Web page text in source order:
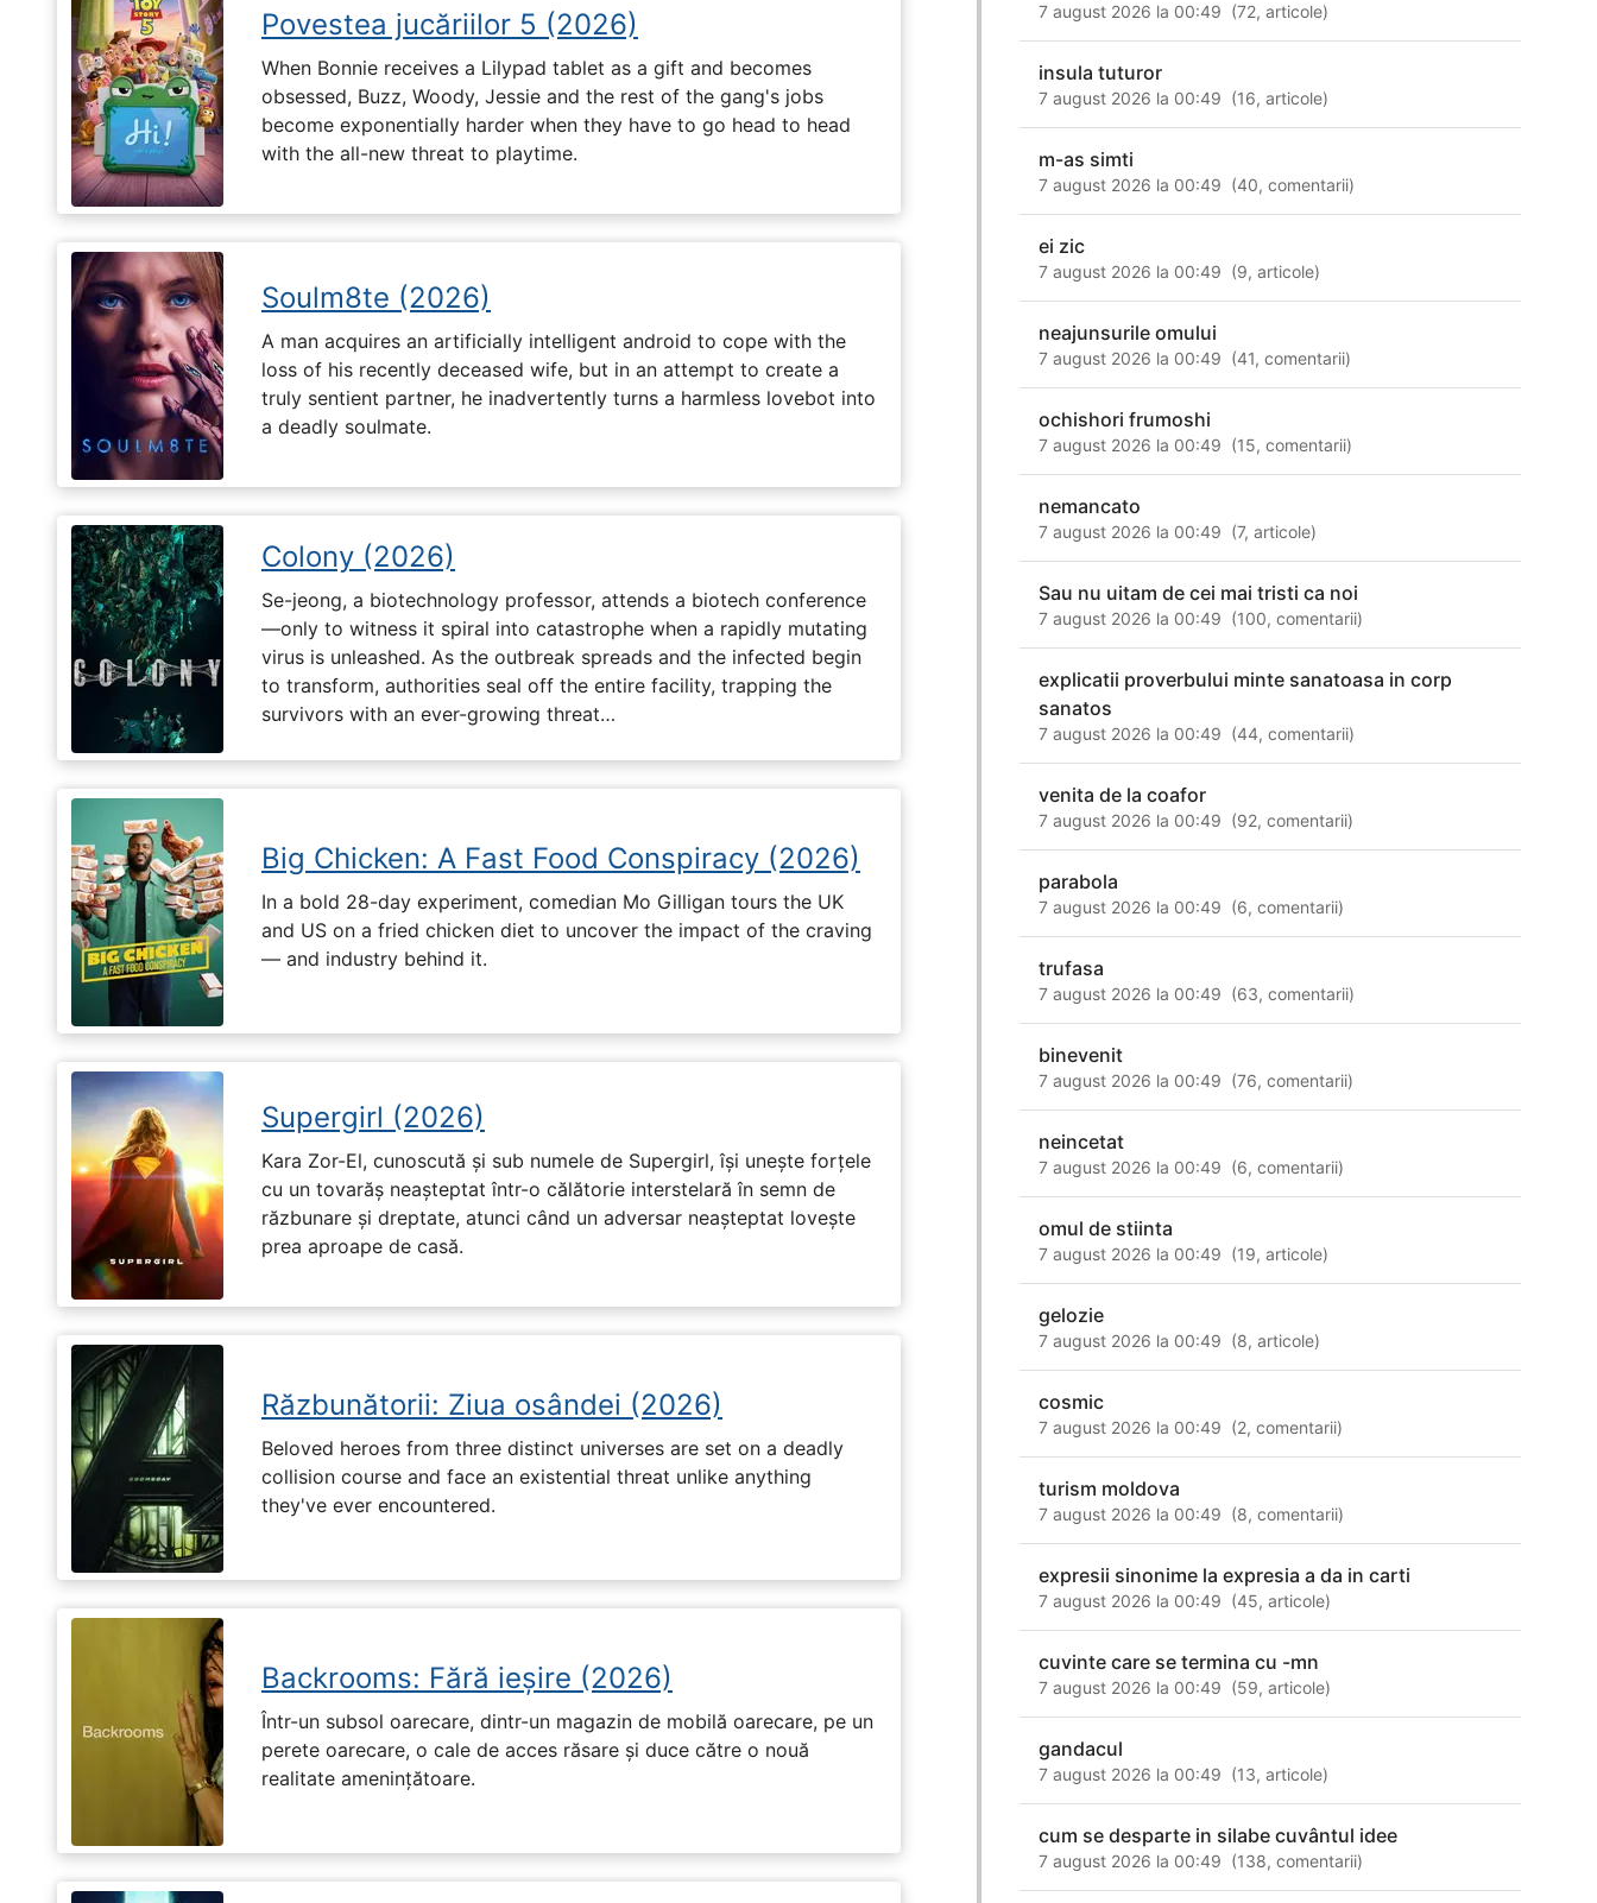
Povestea jucăriilor 5 (2026)
When Bonnie receives a Lilypad tablet as a gift and becomes
obsessed, Buzz, Woody, Jessie and the rest of the gang's jobs
become exponentially harder when they have to go head to head
with the all-new threat to playtime.
Soulm8te (2026)
A man acquires an artificially intelligent android to cope with the
loss of his recently deceased wife, but in an attempt to create a
truly sentient partner, he inadvertently turns a harmless lovebot into
a deadly soulmate.
Colony (2026)
Se-jeong, a biotechnology professor, attends a biotech conference
—only to witness it spiral into catastrophe when a rapidly mutating
virus is unleashed. As the outbreak spreads and the infected begin
to transform, authorities seal off the entire facility, trapping the
survivors with an ever-growing threat…
Big Chicken: A Fast Food Conspiracy (2026)
In a bold 28-day experiment, comedian Mo Gilligan tours the UK
and US on a fried chicken diet to uncover the impact of the craving
— and industry behind it.
Supergirl (2026)
Kara Zor-El, cunoscută și sub numele de Supergirl, își unește forțele
cu un tovarăș neașteptat într-o călătorie interstelară în semn de
răzbunare și dreptate, atunci când un adversar neașteptat lovește
prea aproape de casă.
Răzbunătorii: Ziua osândei (2026)
Beloved heroes from three distinct universes are set on a deadly
collision course and face an existential threat unlike anything
they've ever encountered.
Backrooms: Fără ieșire (2026)
Într-un subsol oarecare, dintr-un magazin de mobilă oarecare, pe un
perete oarecare, o cale de acces răsare și duce către o nouă
realitate amenințătoare.
7 august 2026 la 00:49 (72,articole)
insula tuturor
7 august 2026 la 00:49 (16,articole)
m-as simti
7 august 2026 la 00:49 (40,comentarii)
ei zic
7 august 2026 la 00:49 (9,articole)
neajunsurile omului
7 august 2026 la 00:49 (41,comentarii)
ochishori frumoshi
7 august 2026 la 00:49 (15,comentarii)
nemancato
7 august 2026 la 00:49 (7,articole)
Sau nu uitam de cei mai tristi ca noi
7 august 2026 la 00:49 (100,comentarii)
explicatii proverbului minte sanatoasa in corp
sanatos
7 august 2026 la 00:49 (44,comentarii)
venita de la coafor
7 august 2026 la 00:49 (92,comentarii)
parabola
7 august 2026 la 00:49 (6,comentarii)
trufasa
7 august 2026 la 00:49 (63,comentarii)
binevenit
7 august 2026 la 00:49 (76,comentarii)
neincetat
7 august 2026 la 00:49 (6,comentarii)
omul de stiinta
7 august 2026 la 00:49 (19,articole)
gelozie
7 august 2026 la 00:49 (8,articole)
cosmic
7 august 2026 la 00:49 (2,comentarii)
turism moldova
7 august 2026 la 00:49 (8,comentarii)
expresii sinonime la expresia a da in carti
7 august 2026 la 00:49 (45,articole)
cuvinte care se termina cu -mn
7 august 2026 la 00:49 (59,articole)
gandacul
7 august 2026 la 00:49 (13,articole)
cum se desparte in silabe cuvântul idee
7 august 2026 la 00:49 (138,comentarii)